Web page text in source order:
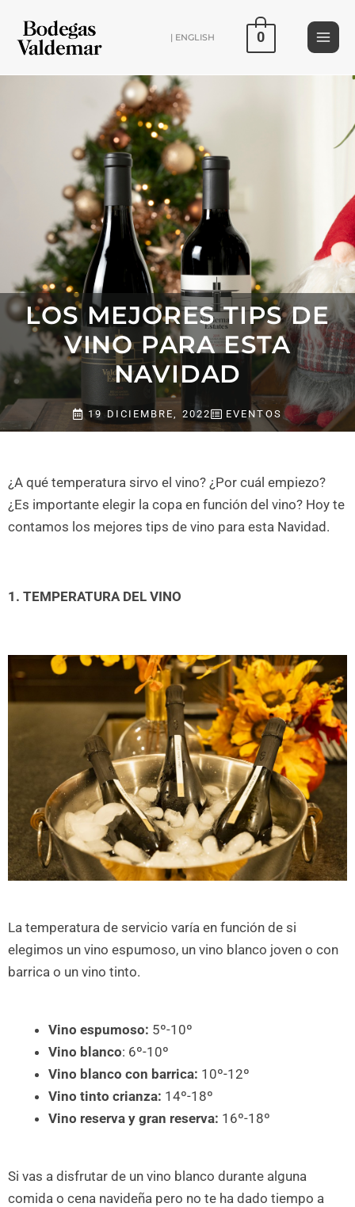
contenido
| ENGLISH 0
LOS MEJORES TIPS DE
VINO PARA ESTA
NAVIDAD
19 DICIEMBRE, 2022 EVENTOS
¿A qué temperatura sirvo el vino? ¿Por cuál empiezo?
¿Es importante elegir la copa en función del vino? Hoy te
contamos los mejores tips de vino para esta Navidad.
1. TEMPERATURA DEL VINO
La temperatura de servicio varía en función de si
elegimos un vino espumoso, un vino blanco joven o con
barrica o un vino tinto.
Vino espumoso: 5º-10º
Vino blanco: 6º-10º
Vino blanco con barrica: 10º-12º
Vino tinto crianza: 14º-18º
Vino reserva y gran reserva: 16º-18º
Si vas a disfrutar de un vino blanco durante alguna
comida o cena navideña pero no te ha dado tiempo a